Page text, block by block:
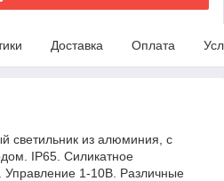
Доставка Оплата
светильник из алюминия, с
IP65. Силикатное
Управление 1-10В. Различные